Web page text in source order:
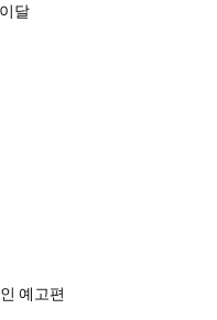
달
예고편